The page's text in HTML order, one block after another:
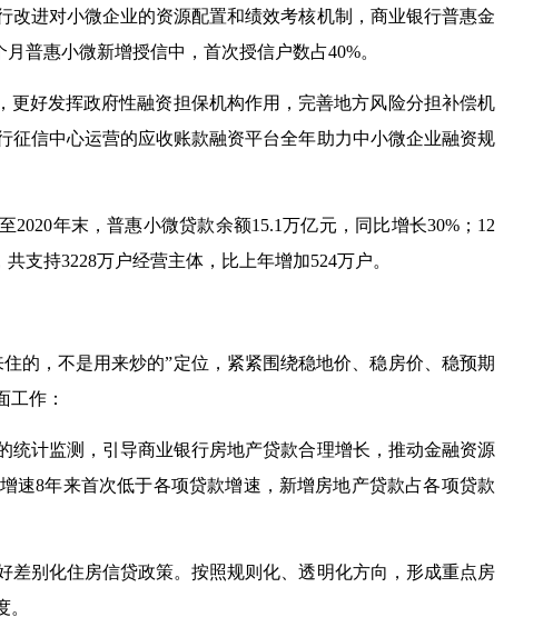
进对小微企业的资源配置和绩效考核机制，商业银行普惠金
普惠小微新增授信中，首次授信户数占40%。
好发挥政府性融资担保机构作用，完善地方风险分担补偿机
信中心运营的应收账款融资平台全年助力中小微企业融资规
年末，普惠小微贷款余额15.1万亿元，同比增长30%；12
支持3228万户经营主体，比上年增加524万户。
，不是用来炒的”定位，紧紧围绕稳地价、稳房价、稳预期
工作：
计监测，引导商业银行房地产贷款合理增长，推动金融资源
速8年来首次低于各项贷款增速，新增房地产贷款占各项贷款
别化住房信贷政策。按照规则化、透明化方向，形成重点房